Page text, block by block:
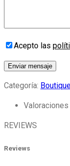
Acepto las
Categoría:
Valoraciones
REVIEWS
Reviews